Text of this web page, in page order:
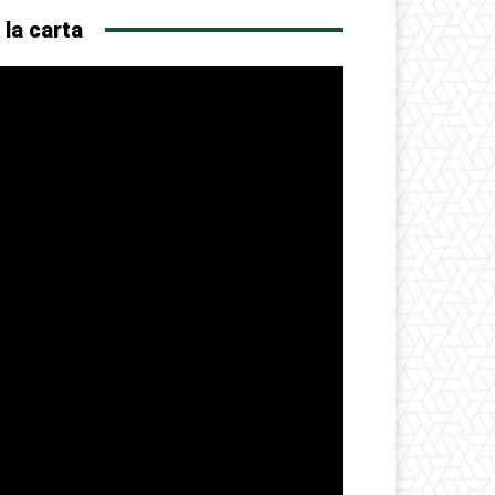
la carta